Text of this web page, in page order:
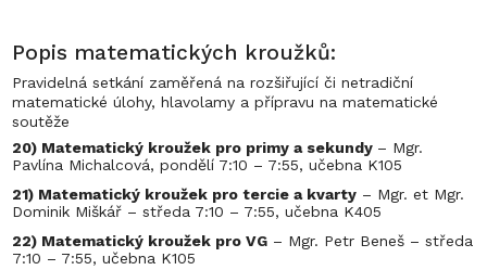
Popis matematických kroužků:
Pravidelná setkání zaměřená na rozšiřující či netradiční
matematické úlohy, hlavolamy a přípravu na matematické
soutěže
20) Matematický kroužek pro primy a sekundy – Mgr.
Pavlína Michalcová, pondělí 7:10 – 7:55, učebna K105
21) Matematický kroužek pro tercie a kvarty– Mgr. et Mgr.
Dominik Miškář – středa 7:10 – 7:55, učebna K405
22) Matematický kroužek pro VG– Mgr. Petr Beneš – středa
7:10 – 7:55, učebna K105